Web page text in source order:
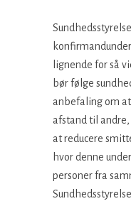
lignende for så
bør følge
anbefaling om
afstand til
at reducere
hvor denne
personer fra